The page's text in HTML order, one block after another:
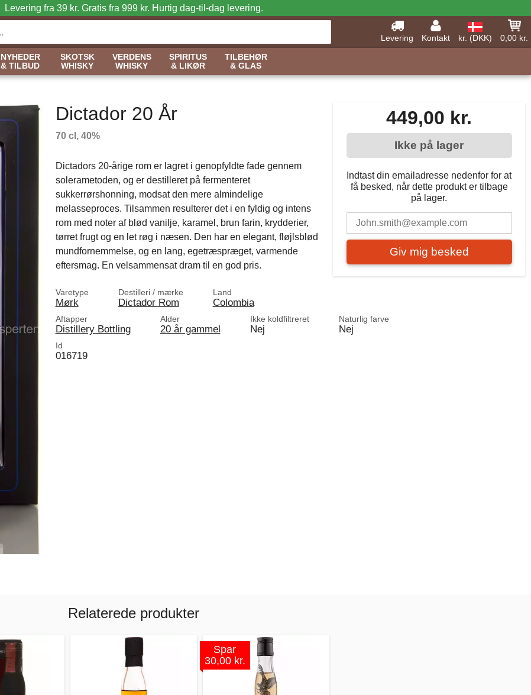
Levering fra 39 kr. Gratis fra 999 kr. Hurtig dag-til-dag levering.
Levering Kontakt kr. (DKK)
0,00 kr.
NYHEDER
& TILBUD
SKOTSK
WHISKY
VERDENS
WHISKY
SPIRITUS
& LIKØR
TILBEHØR
& GLAS
449,00 kr.
Ikke på lager
Indtast din emailadresse nedenfor for at
få besked, når dette produkt er tilbage
på lager.
Giv mig besked
Dictador 20 År
70 cl, 40%
Dictadors 20-årige rom er lagret i genopfyldte fade gennem
solerametoden, og er destilleret på fermenteret
sukkerrørshonning, modsat den mere almindelige
melasseproces. Tilsammen resulterer det i en fyldig og intens
rom med noter af blød vanilje, karamel, brun farin, krydderier,
tørret frugt og en let røg i næsen. Den har en elegant, fløjlsblød
mundfornemmelse, og en lang, egetræspræget, varmende
eftersmag. En velsammensat dram til en god pris.
Varetype
Mørk
Destilleri / mærke
Dictador Rom
Land
Colombia
Aftapper
Distillery Bottling
Alder
20 år gammel
Ikke koldfiltreret
Nej
Naturlig farve
Nej
Id
016719
Relaterede produkter
Spar
30,00 kr.